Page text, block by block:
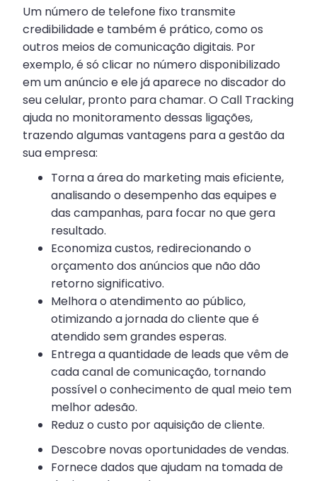
Um número de telefone fixo transmite
credibilidade e também é prático, como os
outros meios de comunicação digitais. Por
exemplo, é só clicar no número disponibilizado
em um anúncio e ele já aparece no discador do
seu celular, pronto para chamar. O Call Tracking
ajuda no monitoramento dessas ligações,
trazendo algumas vantagens para a gestão da
sua empresa:
Torna a área do marketing mais eficiente,
analisando o desempenho das equipes e
das campanhas, para focar no que gera
resultado.
Economiza custos, redirecionando o
orçamento dos anúncios que não dão
retorno significativo.
Melhora o atendimento ao público,
otimizando a jornada do cliente que é
atendido sem grandes esperas.
Entrega a quantidade de leads que vêm de
cada canal de comunicação, tornando
possível o conhecimento de qual meio tem
melhor adesão.
Reduz o custo por aquisição de cliente.
Descobre novas oportunidades de vendas.
Fornece dados que ajudam na tomada de